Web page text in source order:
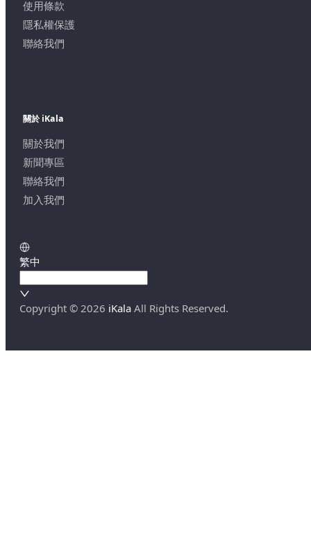
使用條款
隱私權保護
聯絡我們
關於 iKala
關於我們
新聞專區
聯絡我們
加入我們
繁中
Copyright © 2026 iKala All Rights Reserved.